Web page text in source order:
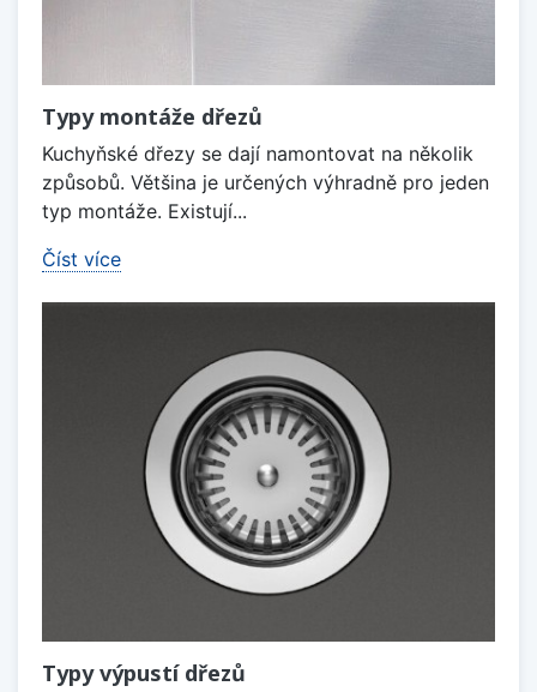
Typy montáže dřezů
Kuchyňské dřezy se dají namontovat na několik
způsobů. Většina je určených výhradně pro jeden
typ montáže. Existují...
Číst více
Typy výpustí dřezů